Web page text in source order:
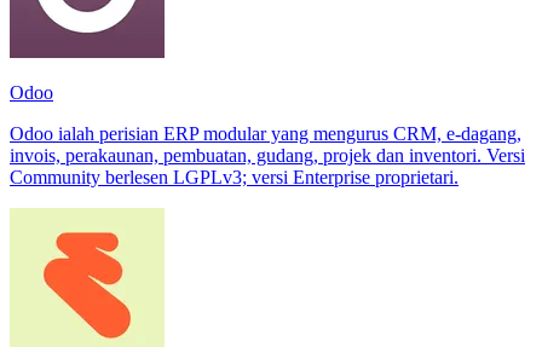
Odoo
Odoo ialah perisian ERP modular yang mengurus CRM, e‑dagang,
invois, perakaunan, pembuatan, gudang, projek dan inventori. Versi
Community berlesen LGPLv3; versi Enterprise proprietari.